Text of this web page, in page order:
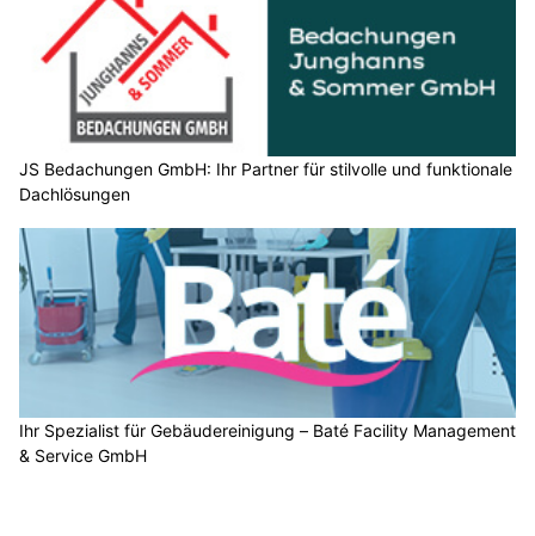
JS Bedachungen GmbH: Ihr Partner für stilvolle und funktionale
Dachlösungen
Ihr Spezialist für Gebäudereinigung – Baté Facility Management
& Service GmbH